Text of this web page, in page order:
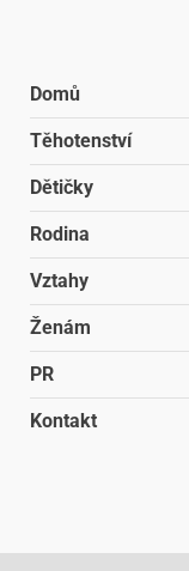
Domů
Těhotenství
Dětičky
Rodina
Vztahy
Ženám
PR
Kontakt